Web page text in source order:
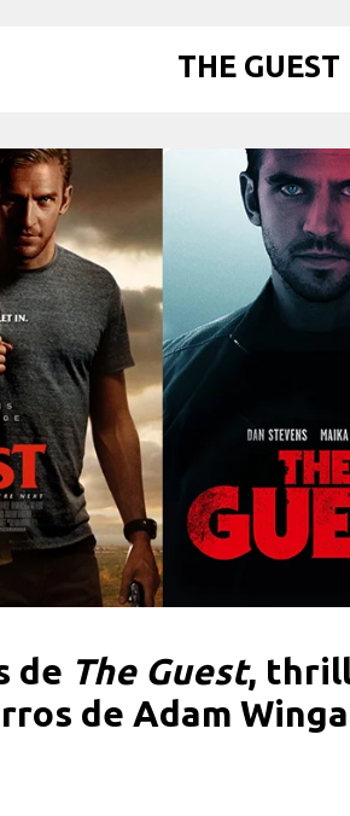
THE
de The Guest,
de Adam